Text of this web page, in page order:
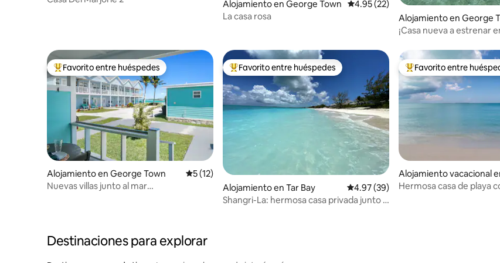
Alojamiento en George Town Calificación promedio: 4.95 de 5, 22
4.95 (22)
La casa rosa
Alojamiento en George
¡Casa nueva a estrenar
Favorito entre huéspedes preferido
Favorito entre huéspedes
Alojamiento en George Town Calificación promedio: 5 de 5, 12 reseñas
5 (12)
Nuevas villas junto al mar
Favorito entre huéspedes preferido
Favorito entre huéspedes
Alojamiento en Tar Bay Calificación promedio: 4.97 de 5, 39
4.97 (39)
Shangri-La: hermosa casa privada junto a
Favorito entre
Favorito entre
Alojamiento vacacional
orge Town
Hermosa casa de playa
Destinaciones para explorar